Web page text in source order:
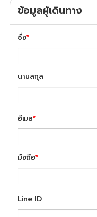
ข้อมูลผู้เดินทาง
ชื่อ*
นามสกุล
อีเมล*
มือถือ*
Line ID